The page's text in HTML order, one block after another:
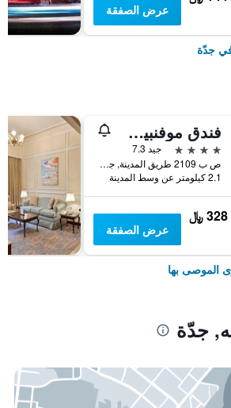
عرض الصفقة
جدّة
فندق موفنبيك جدة
4 نجوم
جيد 7.3
ص ب 2109 طريق المدينة, جدّة, المملكة العربية السعودية
2.1 كيلومتر عن وسط المدينة
328 ﷼
عرض الصفقة
الموصى بها
جدّة